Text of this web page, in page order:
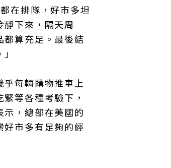
在排隊，好市多坦
下來，隔天周
都算充足。最後結
每輛購物推車上
等各種考驗下，
，總部在美國的
市多有足夠的經